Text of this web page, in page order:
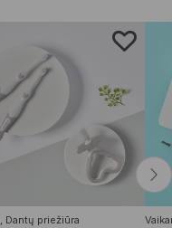
Dantų priežiūra